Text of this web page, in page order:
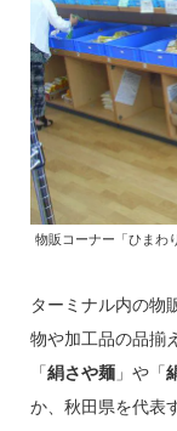
物販コーナー「ひまわ
ターミナル内の物
物や加工品の品揃
「絹さや麺」や「
か、秋田県を代表